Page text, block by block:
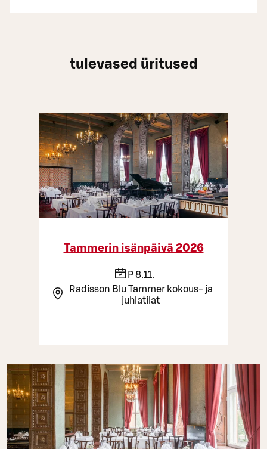
tulevased üritused
Tammerin isänpäivä 2026
P 8.11.
Radisson Blu Tammer kokous- ja
juhlatilat